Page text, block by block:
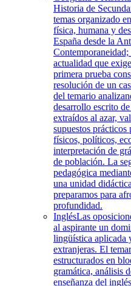
Historia de
temas organizado
física, humana y
España desde la
actualidad que
primera prueba
resolución de un
del temario
desarrollo escrito
extraídos al azar,
supuestos
físicos, políticos,
interpretación de
de población. La
pedagógica
una unidad
preparamos para
profundidad.
InglésLas
al aspirante un
lingüística aplicada
extranjeras. El
estructurados en
gramática, análisis
enseñanza del